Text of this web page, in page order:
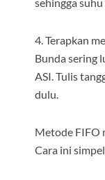
4. Terapkan
Bunda sering
ASI. Tulis
dulu.
Metode FIFO
Cara ini